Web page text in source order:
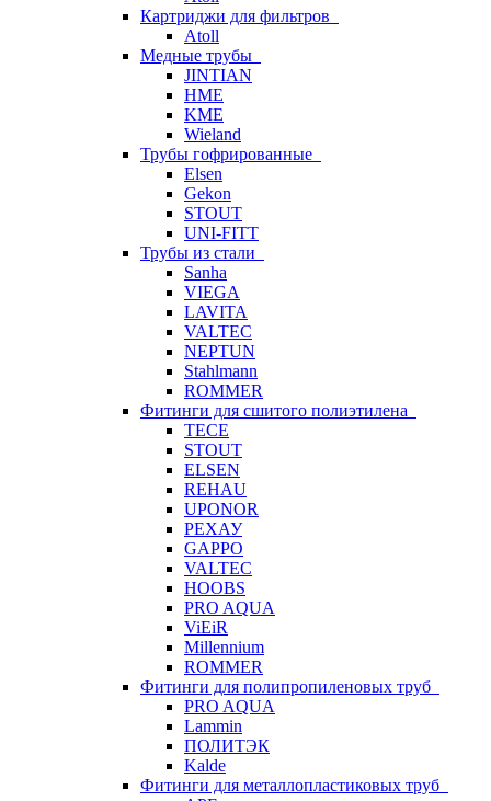
Картриджи для фильтров
Atoll
Медные трубы
JINTIAN
HME
KME
Wieland
Трубы гофрированные
Elsen
Gekon
STOUT
UNI-FITT
Трубы из стали
Sanha
VIEGA
LAVITA
VALTEC
NEPTUN
Stahlmann
ROMMER
Фитинги для сшитого полиэтилена
TECE
STOUT
ELSEN
REHAU
UPONOR
РЕХАУ
GAPPO
VALTEC
HOOBS
PRO AQUA
ViEiR
Millennium
ROMMER
Фитинги для полипропиленовых труб
PRO AQUA
Lammin
ПОЛИТЭК
Kalde
Фитинги для металлопластиковых труб